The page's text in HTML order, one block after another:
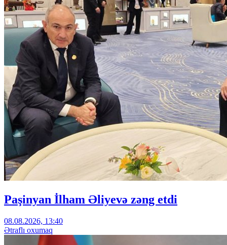
Paşinyan İlham Əliyevə zəng etdi
08.08.2026, 13:40
Ətraflı oxumaq